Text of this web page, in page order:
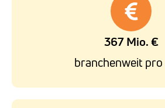
367 Mio. €
branchenweit